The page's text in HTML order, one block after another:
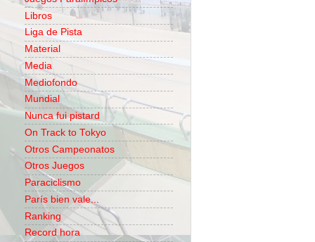
Libros
Liga de Pista
Material
Media
Mediofondo
Mundial
Nunca fui pistard
On Track to Tokyo
Otros Campeonatos
Otros Juegos
Paraciclismo
París bien vale...
Ranking
Record hora